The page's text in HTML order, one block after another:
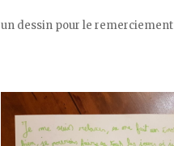
un dessin pour le remerciement